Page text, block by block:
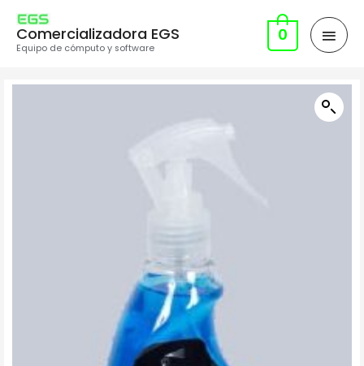
Comercializadora EGS
Equipo de cómputo y software
0